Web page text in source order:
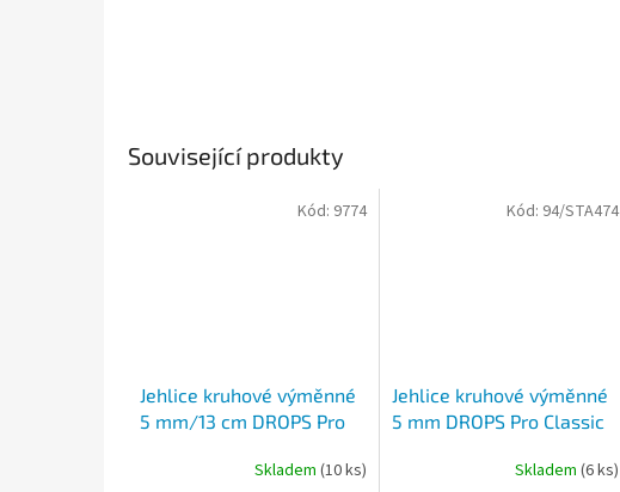
Související produkty
Jehlice kruhové výměnné
5 mm/13 cm DROPS Pro
Skladem (10 ks)
Kód: 9774
Jehlice kruhové výměnné
5 mm DROPS Pro Classic
Skladem (6 ks)
Kód: 94/STA474